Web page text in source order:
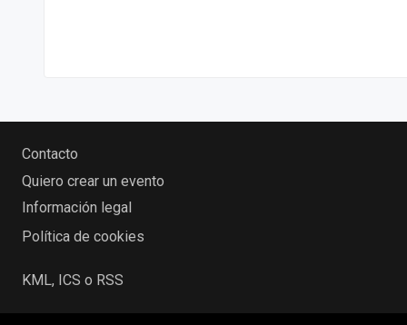
Contacto
Quiero crear un evento
Información legal
Política de cookies
KML, ICS o RSS